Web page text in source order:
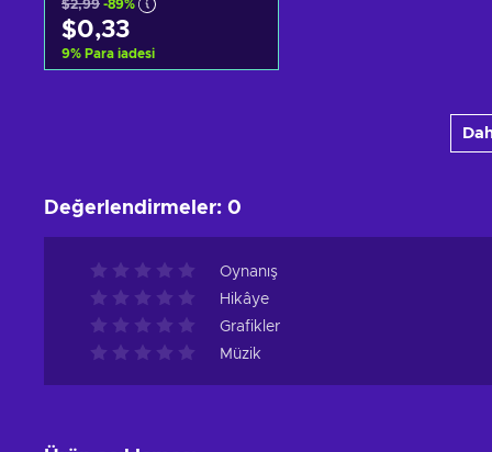
$2,99 -89%
$0,33
9% Para iadesi
Değerlendirmeler: 0
Oynanış
Hikâye
Grafikler
Müzik